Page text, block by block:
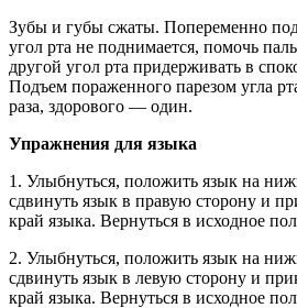
Зубы и губы сжаты. Попеременно
угол рта не поднимается, помочь
другой угол рта придерживать в
Подъем пораженного парезом угла
раза, здорового — один.
Упражнения для языка
1. Улыбнуться, положить язык на
сдвинуть язык в правую сторону и
край языка. Вернуться в исходное
2. Улыбнуться, положить язык на
сдвинуть язык в левую сторону и
край языка. Вернуться в исходное